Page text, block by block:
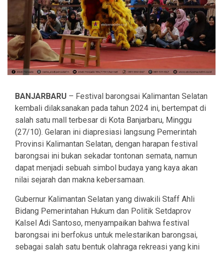
BANJARBARU – Festival barongsai Kalimantan Selatan
kembali dilaksanakan pada tahun 2024 ini, bertempat di
salah satu mall terbesar di Kota Banjarbaru, Minggu
(27/10). Gelaran ini diapresiasi langsung Pemerintah
Provinsi Kalimantan Selatan, dengan harapan festival
barongsai ini bukan sekadar tontonan semata, namun
dapat menjadi sebuah simbol budaya yang kaya akan
nilai sejarah dan makna kebersamaan.
Gubernur Kalimantan Selatan yang diwakili Staff Ahli
Bidang Pemerintahan Hukum dan Politik Setdaprov
Kalsel Adi Santoso, menyampaikan bahwa festival
barongsai ini berfokus untuk melestarikan barongsai,
sebagai salah satu bentuk olahraga rekreasi yang kini